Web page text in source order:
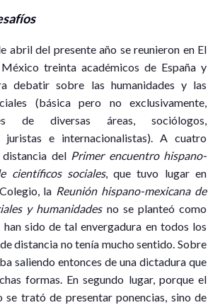
abril del presente año se reunieron en El
treinta académicos de España y
debatir sobre las humanidades y las
(básica pero no exclusivamente,
de diversas áreas, sociólogos,
juristas e internacionalistas). A cuatro
del Primer encuentro hispano-
científicos sociales, que tuvo lugar en
la Reunión hispano-mexicana de
y humanidades no se planteó como
sido de tal envergadura en todos los
distancia no tenía mucho sentido. Sobre
saliendo entonces de una dictadura que
formas. En segundo lugar, porque el
trató de presentar ponencias, sino de